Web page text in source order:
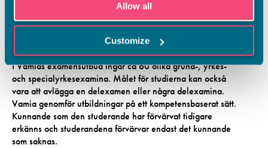
Allow all
Customize
I Vamias examensutbud ingår ca 60 olika grund-, yrkes-
och specialyrkesexamina. Målet för studierna kan också
vara att avlägga en delexamen eller några delexamina.
Vamia genomför utbildningar på ett kompetensbaserat sätt.
Kunnande som den studerande har förvärvat tidigare
erkänns och studerandena förvärvar endast det kunnande
som saknas.